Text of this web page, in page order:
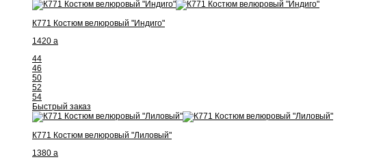
К771 Костюм велюровый "Индиго"
1420 a
44
46
50
52
54
Быстрый заказ
К771 Костюм велюровый "Лиловый"
1380 a